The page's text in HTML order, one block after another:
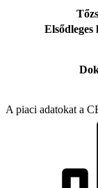
Elsődleges
A piaci adatokat a